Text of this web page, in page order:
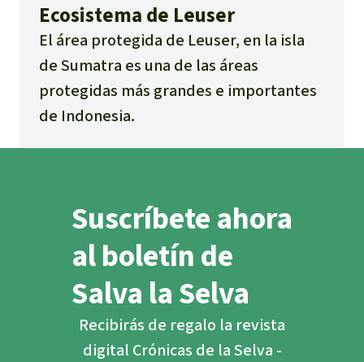
Ecosistema de Leuser
El área protegida de Leuser, en la isla
de Sumatra es una de las áreas
protegidas más grandes e importantes
de Indonesia.
Suscríbete ahora
al boletín de
Salva la Selva
Recibirás de regalo la revista
digital Crónicas de la Selva -